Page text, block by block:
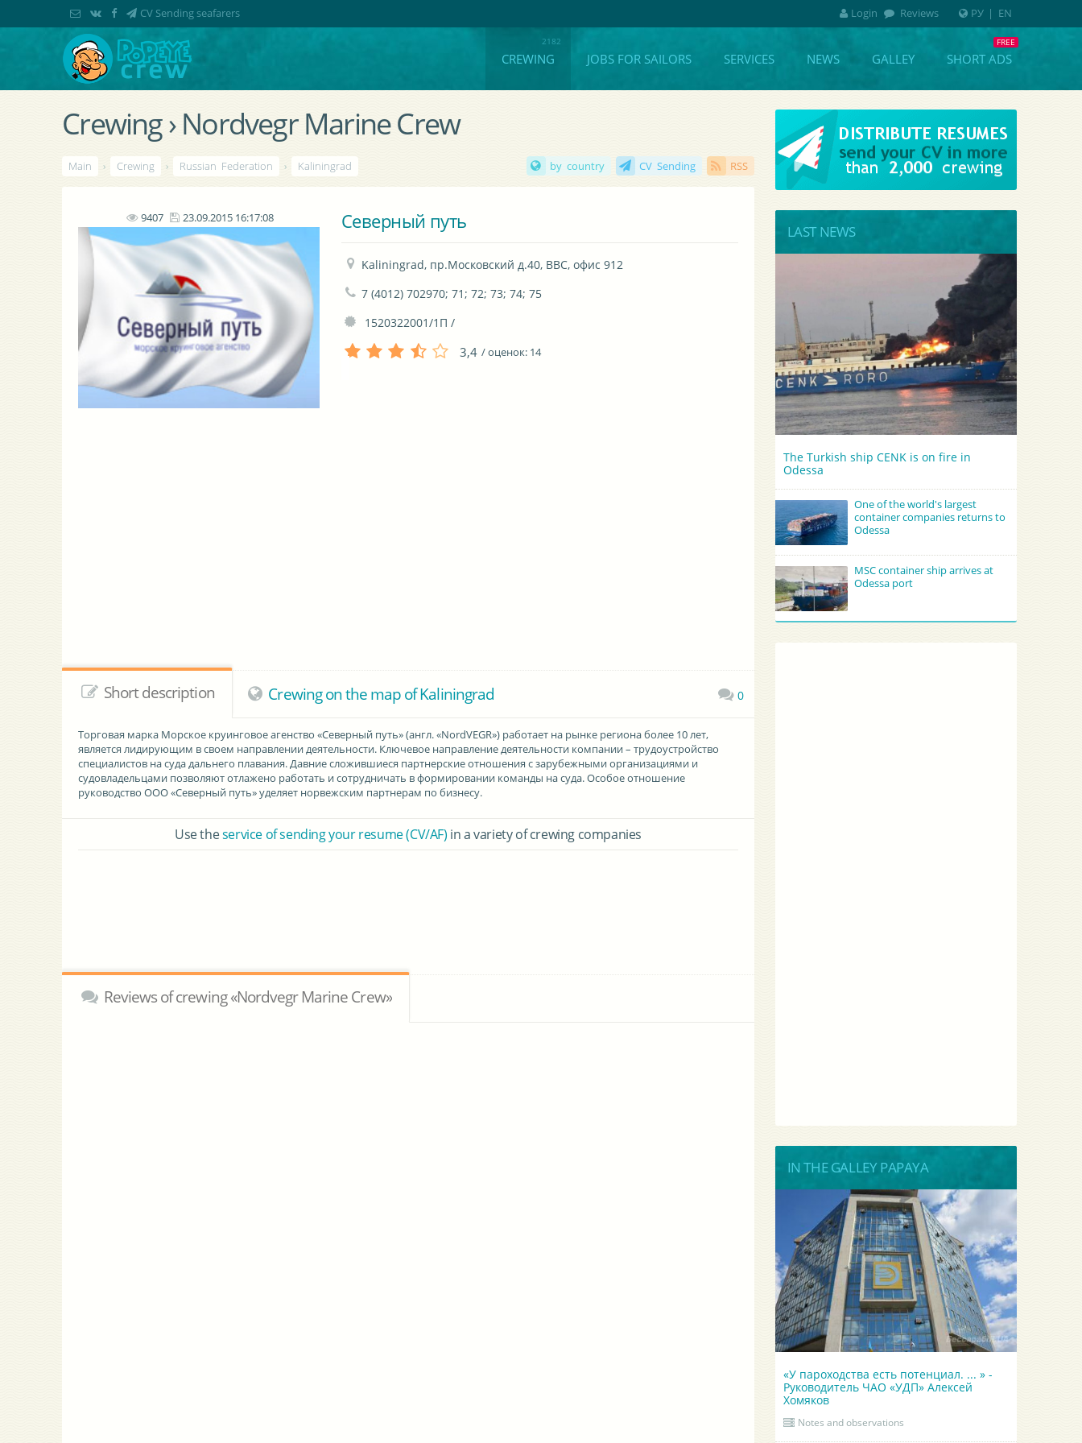
CREWING JOBS FOR SAILORS SERVICES NEWS GALLEY SHORT ADS
Crewing › Nordvegr Marine Crew
Main › Crewing › Russian Federation › Kaliningrad by country CV Sending RSS
9407 23.09.2015 16:17:08 Северный путь
Kaliningrad, пр.Московский д.40, BBC, офис 912
7 (4012) 702970; 71; 72; 73; 74; 75
1520322001/1П /
3,4 / оценок: 14
Short description Crewing on the map of Kaliningrad 0
Торговая марка Морское круинговое агенство «Северный путь»(англ. «NordVEGR») работает на рынке региона более 10 лет,
является лидирующим в своем направлении деятельности. Ключевое направление деятельности компании – трудоустройство
специалистов на суда дальнего плавания. Давние сложившиеся партнерские отношения с зарубежными организациями и
судовладельцами позволяют отлажено работать и сотрудничать в формировании команды на суда. Особое отношение
руководство ООО «Северный путь» уделяет норвежским партнерам по бизнесу.
Use theservice of sending your resume (CV/AF) in a variety of crewing companies
Reviews of crewing «Nordvegr Marine Crew»
LAST NEWS
The Turkish ship CENK is on fire in
Odessa
One of the world's largest
container companies returns to
Odessa
MSC container ship arrives at
Odessa port
IN THE GALLEY PAPAYA
«У пароходства есть потенциал. ... » -
Руководитель ЧАО «УДП» Алексей
Хомяков
Notes and observations
РУ | EN
CV Sending seafarers Login Reviews